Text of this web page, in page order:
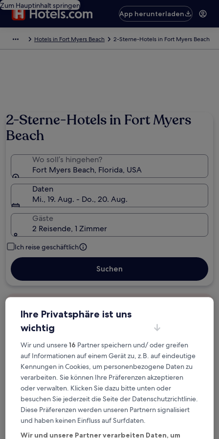
Zum Hauptinhalt springen
App herunterladen
Hotels in Fort Myers Beach 2-Sterne-Hotels in Fort Myers Beach
2-Sterne-Hotels in Fort Myers
Beach
Wo soll’s hingehen?
Fort Myers Beach, Florida, USA
Daten
Mi., 19. Aug. - Do., 20. Aug.
Gäste
2 Reisende, 1 Zimmer
Ich reise geschäftlich
Suchen
Planänderungen
Verdiene Prämien für jede
wahrgenommene Übernachtung
Mehr sparen mit Preisen für Mitglieder
Überprüfe die Preise für diese Daten
Ihre Privatsphäre ist uns
wichtig
Wir und unsere16 Partner speichern und/ oder greifen
auf Informationen auf einem Gerät zu, z.B. auf eindeutige
Kennungen in Cookies, um personenbezogene Daten zu
verarbeiten. Sie können Ihre Präferenzen akzeptieren
oder verwalten. Klicken Sie dazu bitte unten oder
besuchen Sie jederzeit die Seite der Datenschutzrichtlinie.
Diese Präferenzen werden unseren Partnern signalisiert
und haben keinen Einfluss auf Surfdaten.
Wir und unsere Partner verarbeiten Daten, um